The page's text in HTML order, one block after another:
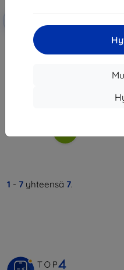
kupongilla
3mk ARC+ Protective film for
Vivo V50 Lite 4G
1 - 7 yhteensä 7.